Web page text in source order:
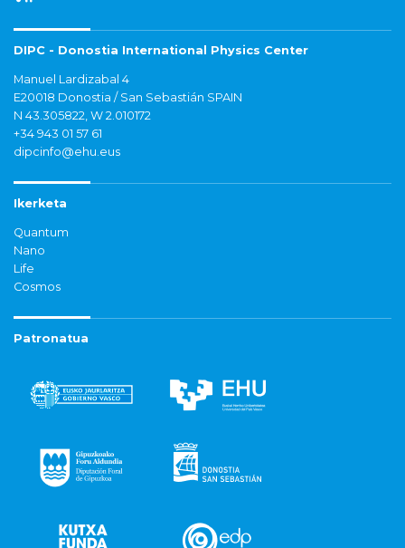
DIPC - Donostia International Physics Center
Manuel Lardizabal 4
E20018 Donostia / San Sebastián SPAIN
N 43.305822, W 2.010172
+34 943 01 57 61
dipcinfo@ehu.eus
Ikerketa
Quantum
Nano
Life
Cosmos
Patronatua